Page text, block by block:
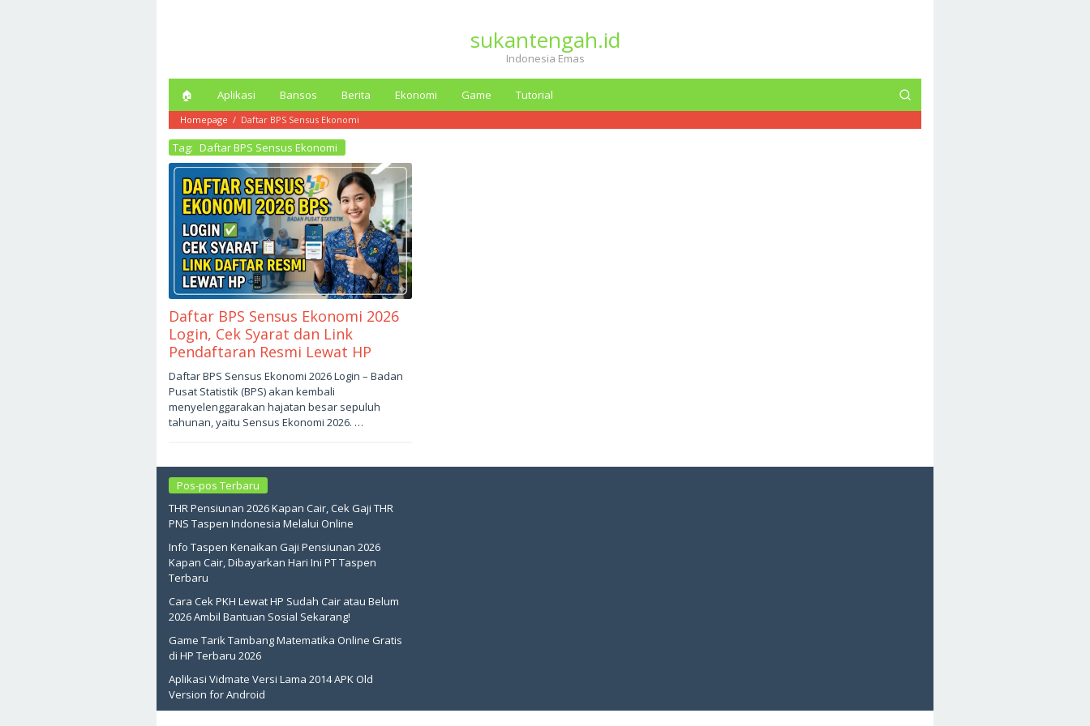
sukantengah.id
Indonesia Emas
🏠︎ Aplikasi Bansos Berita Ekonomi Game Tutorial
Homepage / Daftar BPS Sensus Ekonomi
Tag: Daftar BPS Sensus Ekonomi
Daftar BPS Sensus Ekonomi 2026
Login, Cek Syarat dan Link
Pendaftaran Resmi Lewat HP
Mei
19,
oleh
sukantengah
Daftar BPS Sensus Ekonomi 2026 Login – Badan
Pusat Statistik (BPS) akan kembali
menyelenggarakan hajatan besar sepuluh
tahunan, yaitu Sensus Ekonomi 2026. …
Pos-pos Terbaru
THR Pensiunan 2026 Kapan Cair, Cek Gaji THR
PNS Taspen Indonesia Melalui Online
Info Taspen Kenaikan Gaji Pensiunan 2026
Kapan Cair, Dibayarkan Hari Ini PT Taspen
Terbaru
Cara Cek PKH Lewat HP Sudah Cair atau Belum
2026 Ambil Bantuan Sosial Sekarang!
Game Tarik Tambang Matematika Online Gratis
di HP Terbaru 2026
Aplikasi Vidmate Versi Lama 2014 APK Old
Version for Android